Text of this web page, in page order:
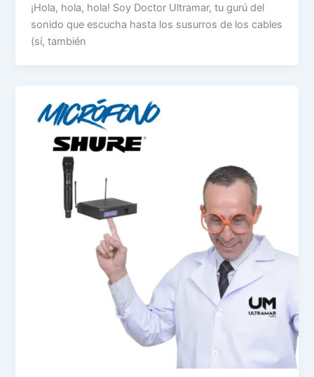
¡Hola, hola, hola! Soy Doctor Ultramar, tu gurú del
sonido que escucha hasta los susurros de los cables
(sí, también